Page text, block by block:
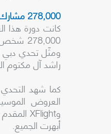
278,000 مشارك في تحدي دبي للجري برعاية ماي دبي
كانت دورة هذا
راشد آل مكتوم
كما شهد
أبهرت الجميع.